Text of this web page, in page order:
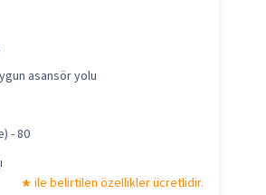
asansör yolu
- 80
ile belirtilen özellikler ücretlidir.